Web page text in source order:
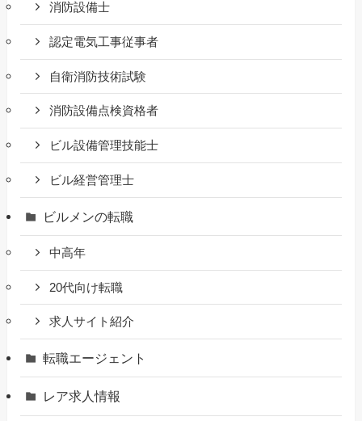
消防設備士
認定電気工事従事者
自衛消防技術試験
消防設備点検資格者
ビル設備管理技能士
ビル経営管理士
ビルメンの転職
中高年
20代向け転職
求人サイト紹介
転職エージェント
レア求人情報